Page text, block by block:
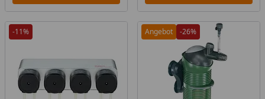
-11% Angebot -26%